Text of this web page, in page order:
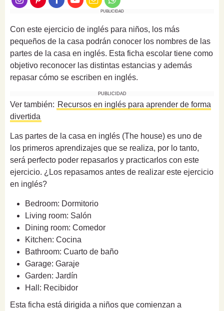
PUBLICIDAD
Con este ejercicio de inglés para niños, los más
pequeños de la casa podrán conocer los nombres de las
partes de la casa en inglés. Esta ficha escolar tiene como
objetivo reconocer las distintas estancias y además
repasar cómo se escriben en inglés.
PUBLICIDAD
Ver también: Recursos en inglés para aprender de forma
divertida
Las partes de la casa en inglés (The house) es uno de
los primeros aprendizajes que se realiza, por lo tanto,
será perfecto poder repasarlos y practicarlos con este
ejercicio. ¿Los repasamos antes de realizar este ejercicio
en inglés?
Bedroom: Dormitorio
Living room: Salón
Dining room: Comedor
Kitchen: Cocina
Bathroom: Cuarto de baño
Garage: Garaje
Garden: Jardín
Hall: Recibidor
Esta ficha está dirigida a niños que comienzan a